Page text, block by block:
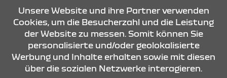
13:00 - 16:00 Uhr
KONTAKT & ANFAHRT
Unsere Website und ihre Partner verwenden
Cookies, um die Besucherzahl und die Leistung
der Website zu messen. Somit können Sie
personalisierte und/oder geolokalisierte
Werbung und Inhalte erhalten sowie mit diesen
über die sozialen Netzwerke interagieren.